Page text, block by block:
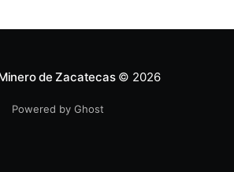
de Zacatecas© 2026
Powered by Ghost